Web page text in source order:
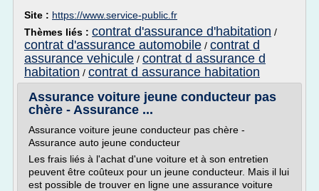
Site : https://www.service-public.fr
Thèmes liés : contrat d'assurance d'habitation /
contrat d'assurance automobile / contrat d
assurance vehicule / contrat d assurance d
habitation / contrat d assurance habitation
Assurance voiture jeune conducteur pas
chère - Assurance ...
Assurance voiture jeune conducteur pas chère -
Assurance auto jeune conducteur
Les frais liés à l'achat d'une voiture et à son entretien
peuvent être coûteux pour un jeune conducteur. Mais il lui
est possible de trouver en ligne une assurance voiture